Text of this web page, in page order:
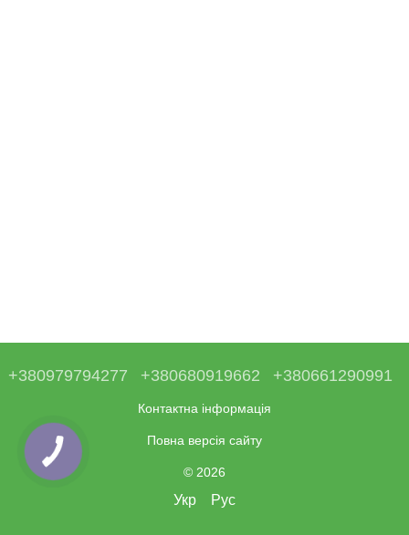
+380979794277 +380680919662 +380661290991
Контактна інформація
Повна версія сайту
© 2026
Укр Рус